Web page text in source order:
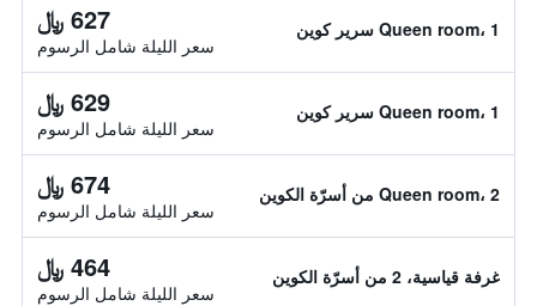
Queen room، 1 سرير كوين 627 ﷼
سعر الليلة شامل الرسوم
Queen room، 1 سرير كوين 629 ﷼
سعر الليلة شامل الرسوم
Queen room، 2 من أسرّة الكوين 674 ﷼
سعر الليلة شامل الرسوم
غرفة قياسية، 2 من أسرّة الكوين 464 ﷼
سعر الليلة شامل الرسوم